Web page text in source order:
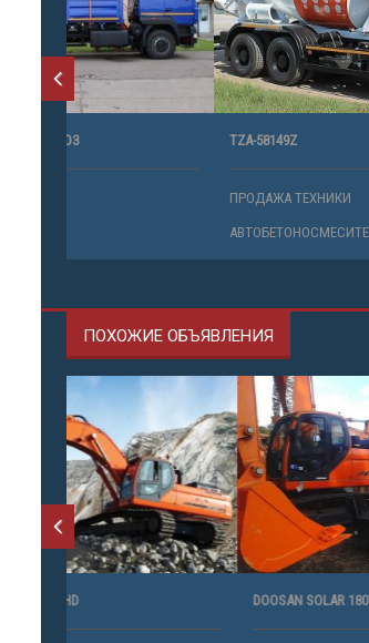
АВТОБЕТОНОСМЕСИТЕЛЬ (МИКСЕР)
ПОХОЖИЕ ОБЪЯВЛЕНИЯ